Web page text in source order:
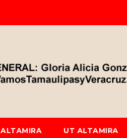
ALTAMIRA UT ALTAMIRA